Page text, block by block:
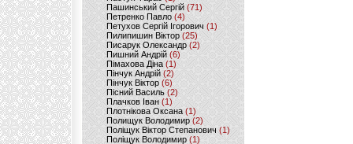
Пашинський Сергій (71)
Петренко Павло (4)
Петухов Сергій Ігорович (1)
Пилипишин Віктор(25)
Писарук Олександр(2)
Пишний Андрій (6)
Пімахова Діна(1)
Пінчук Андрій(2)
Пінчук Віктор (6)
Пісний Василь (2)
Плачков Іван(1)
Плотнікова Оксана (1)
Полищук Володимир(2)
Поліщук Віктор Степанович(1)
Поліщук Володимир (1)